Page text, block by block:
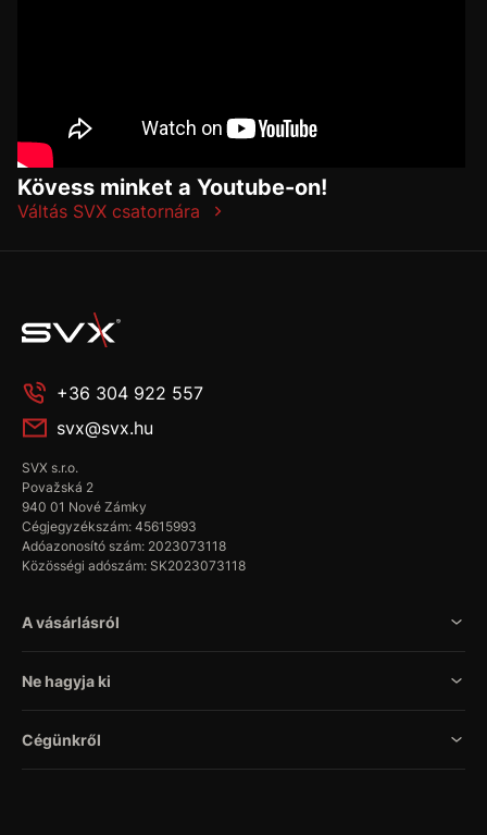
Kövess minket a Youtube-on!
Váltás SVX csatornára
+36 304 922 557
svx@svx.hu
SVX s.r.o.
Považská 2
940 01 Nové Zámky
Cégjegyzékszám: 45615993
Adóazonosító szám: 2023073118
Közösségi adószám: SK2023073118
A vásárlásról
Ne hagyja ki
Cégünkről